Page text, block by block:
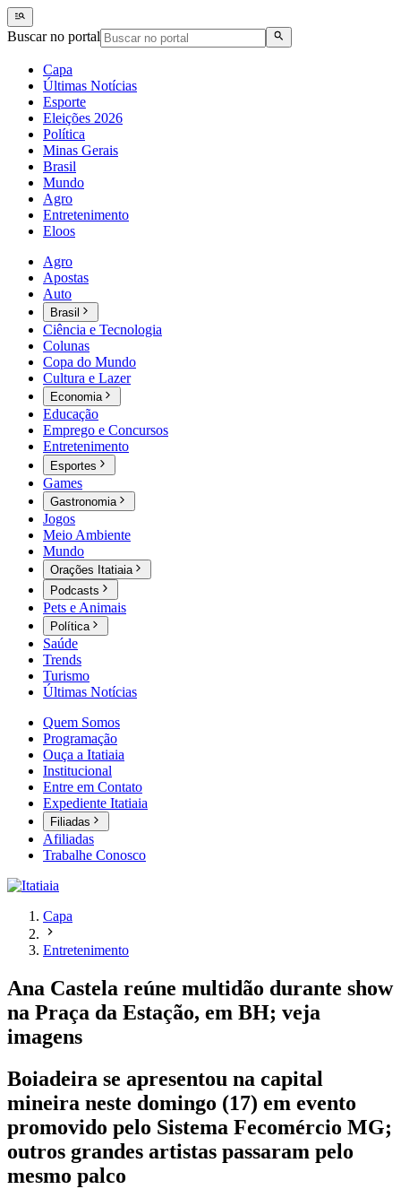
Buscar no portal
Capa
Últimas Notícias
Esporte
Eleições 2026
Política
Minas Gerais
Brasil
Mundo
Agro
Entretenimento
Eloos
Agro
Apostas
Auto
Brasil
Ciência e Tecnologia
Colunas
Copa do Mundo
Cultura e Lazer
Economia
Educação
Emprego e Concursos
Entretenimento
Esportes
Games
Gastronomia
Jogos
Meio Ambiente
Mundo
Orações Itatiaia
Podcasts
Pets e Animais
Política
Saúde
Trends
Turismo
Últimas Notícias
Quem Somos
Programação
Ouça a Itatiaia
Institucional
Entre em Contato
Expediente Itatiaia
Filiadas
Afiliadas
Trabalhe Conosco
Capa
Entretenimento
Ana Castela reúne multidão durante show
na Praça da Estação, em BH; veja
imagens
Boiadeira se apresentou na capital
mineira neste domingo (17) em evento
promovido pelo Sistema Fecomércio MG;
outros grandes artistas passaram pelo
mesmo palco